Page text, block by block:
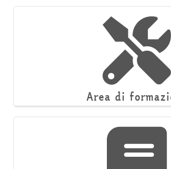
Area di